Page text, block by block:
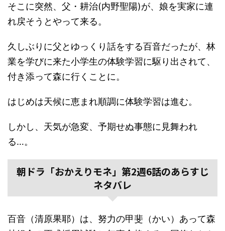
そこに突然、父・耕治(内野聖陽)が、娘を実家に連
れ戻そうとやって来る。
久しぶりに父とゆっくり話をする百音だったが、林
業を学びに来た小学生の体験学習に駆り出されて、
付き添って森に行くことに。
はじめは天候に恵まれ順調に体験学習は進む。
しかし、天気が急変、予期せぬ事態に見舞われ
る…。
朝ドラ「おかえりモネ」第2週6話のあらすじ
ネタバレ
百音（清原果耶）は、努力の甲斐（かい）あって森